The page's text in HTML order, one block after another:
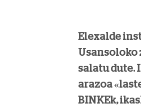
Elexalde
Usansoloko
salatu dute.
arazoa
BINKEk,